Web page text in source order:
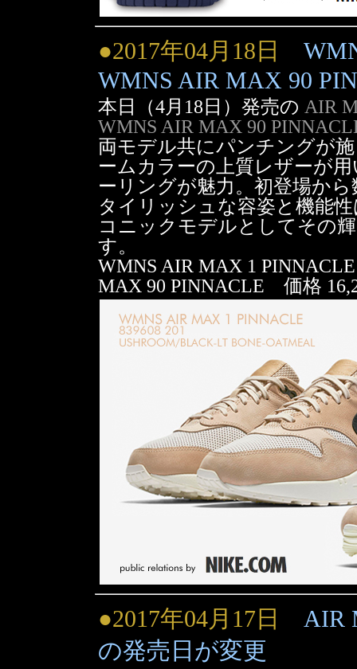
●2017年04月18日
WMNS AIR MAX 90
本日（4月18日）発売の AIR
WMNS AIR MAX 90
両モデル共にパンチングが
ームカラーの上質レザーが
ーリングが魅力。初登場か
タイリッシュな容姿と機能
コニックモデルとしてその
す。
WMNS AIR MAX 1
MAX 90 PINNACLE 価格
●2017年04月17日
AIR
の発売日が変更